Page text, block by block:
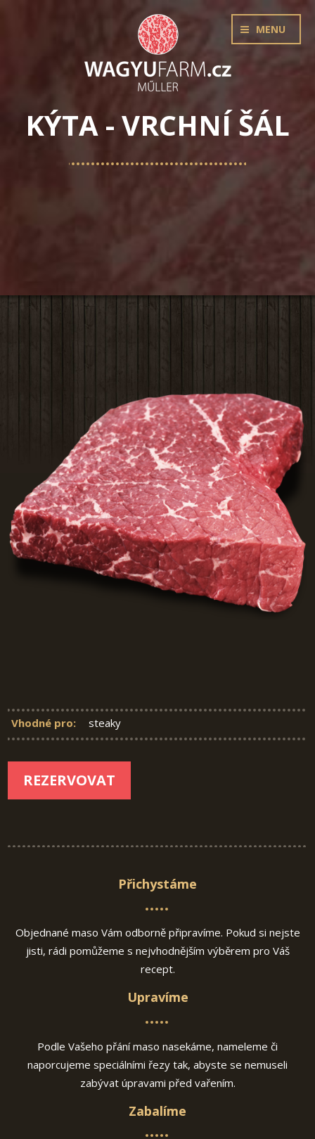
MENU
KÝTA - VRCHNÍ ŠÁL
Vhodné pro: steaky
REZERVOVAT
Přichystáme
Objednané maso Vám odborně připravíme. Pokud si nejste
jisti, rádi pomůžeme s nejvhodnějším výběrem pro Váš
recept.
Upravíme
Podle Vašeho přání maso nasekáme, nameleme či
naporcujeme speciálními řezy tak, abyste se nemuseli
zabývat úpravami před vařením.
Zabalíme